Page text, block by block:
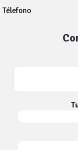
Télefono